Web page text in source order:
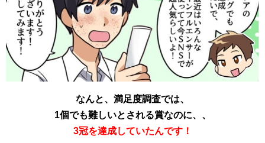
なんと、満足度調査では、
1個でも難しいとされる賞なのに、、
3冠を達成していたんです！